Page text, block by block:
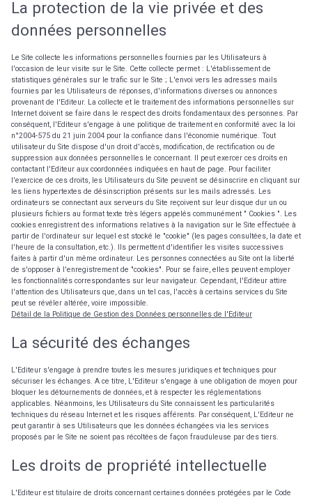
La protection de la vie privée et des
données personnelles
Le Site collecte les informations personnelles fournies par les Utilisateurs à
l'occasion de leur visite sur le Site. Cette collecte permet : L'établissement de
statistiques générales sur le trafic sur le Site ; L'envoi vers les adresses mails
fournies par les Utilisateurs de réponses, d'informations diverses ou annonces
provenant de l'Editeur. La collecte et le traitement des informations personnelles sur
Internet doivent se faire dans le respect des droits fondamentaux des personnes. Par
conséquent, l'Editeur s'engage à une politique de traitement en conformité avec la loi
n°2004-575 du 21 juin 2004 pour la confiance dans l'économie numérique. Tout
utilisateur du Site dispose d'un droit d'accès, modification, de rectification ou de
suppression aux données personnelles le concernant. Il peut exercer ces droits en
contactant l'Editeur aux coordonnées indiquées en haut de page. Pour faciliter
l'exercice de ces droits, les Utilisateurs du Site peuvent se désinscrire en cliquant sur
les liens hypertextes de désinscription présents sur les mails adressés. Les
ordinateurs se connectant aux serveurs du Site reçoivent sur leur disque dur un ou
plusieurs fichiers au format texte très légers appelés communément " Cookies ". Les
cookies enregistrent des informations relatives à la navigation sur le Site effectuée à
partir de l'ordinateur sur lequel est stocké le "cookie" (les pages consultées, la date et
l'heure de la consultation, etc.). Ils permettent d'identifier les visites successives
faites à partir d'un même ordinateur. Les personnes connectées au Site ont la liberté
de s'opposer à l'enregistrement de "cookies". Pour se faire, elles peuvent employer
les fonctionnalités correspondantes sur leur navigateur. Cependant, l'Editeur attire
l'attention des Utilisateurs que, dans un tel cas, l'accès à certains services du Site
peut se révéler altérée, voire impossible.
Détail de la Politique de Gestion des Données personnelles de l'Editeur
La sécurité des échanges
L'Editeur s'engage à prendre toutes les mesures juridiques et techniques pour
sécuriser les échanges. A ce titre, L'Editeur s'engage à une obligation de moyen pour
bloquer les détournements de données, et à respecter les réglementations
applicables. Néanmoins, les Utilisateurs du Site connaissent les particularités
techniques du réseau Internet et les risques afférents. Par conséquent, L'Editeur ne
peut garantir à ses Utilisateurs que les données échangées via les services
proposés par le Site ne soient pas récoltées de façon frauduleuse par des tiers.
Les droits de propriété intellectuelle
L'Editeur est titulaire de droits concernant certaines données protégées par le Code